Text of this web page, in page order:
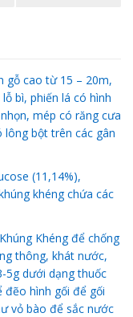
gỗ cao từ 15 – 20m,
bì, phiến lá có hình
mép có răng cưa
lông bột trên các gân
(11,14%),
khéng chứa các
Khéng để chống
thông, khát nước,
5g dưới dạng thuốc
đẽo hình gối để gối
vỏ bào để sắc nước